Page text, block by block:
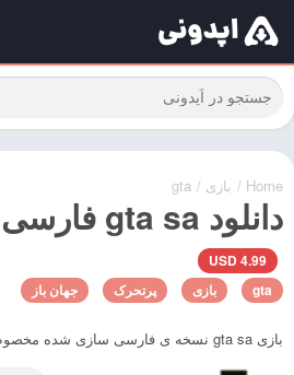
Home
/ بازی /
gta
دانلود gta sa فارسی اندروید ۱۱
4.99 USD
gta
بازی پرتحرک جهان باز
بازی gta sa نسخه ی فارسی سازی شده مخصوص اندروید 11 و 12